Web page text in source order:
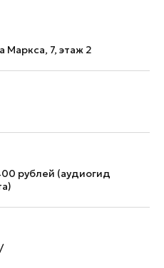
Маркса, 7, этаж 2
рублей (аудиогид